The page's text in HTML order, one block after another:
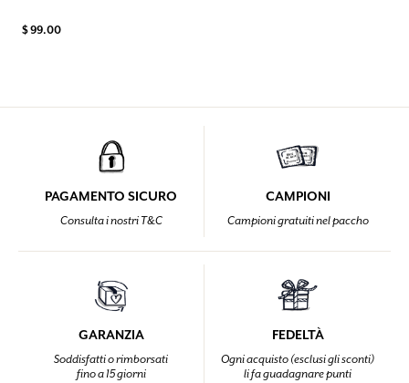
$ 99.00
PAGAMENTO SICURO
Consulta i nostri T&C
CAMPIONI
Campioni gratuiti nel paccho
GARANZIA
Soddisfatti o rimborsati
fino a 15 giorni
FEDELTÀ
Ogni acquisto (esclusi gli sconti)
li fa guadagnare punti